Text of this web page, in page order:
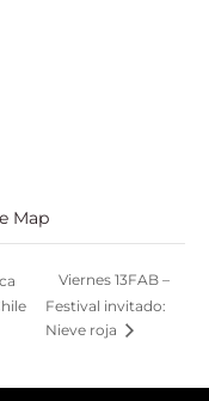
Map
Viernes 13FAB –
Festival invitado:
Nieve roja